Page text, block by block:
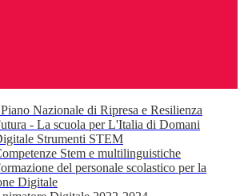
Nazionale di Ripresa e Resilienza
- La scuola per L'Italia di Domani
Strumenti STEM
Stem e multilinguistiche
del personale scolastico per la
Digitale